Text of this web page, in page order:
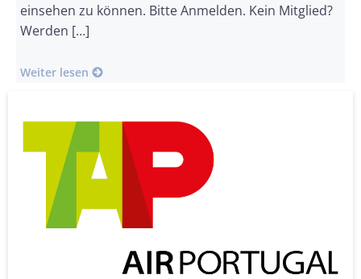
einsehen zu können. Bitte Anmelden. Kein Mitglied?
Werden […]
Weiter lesen